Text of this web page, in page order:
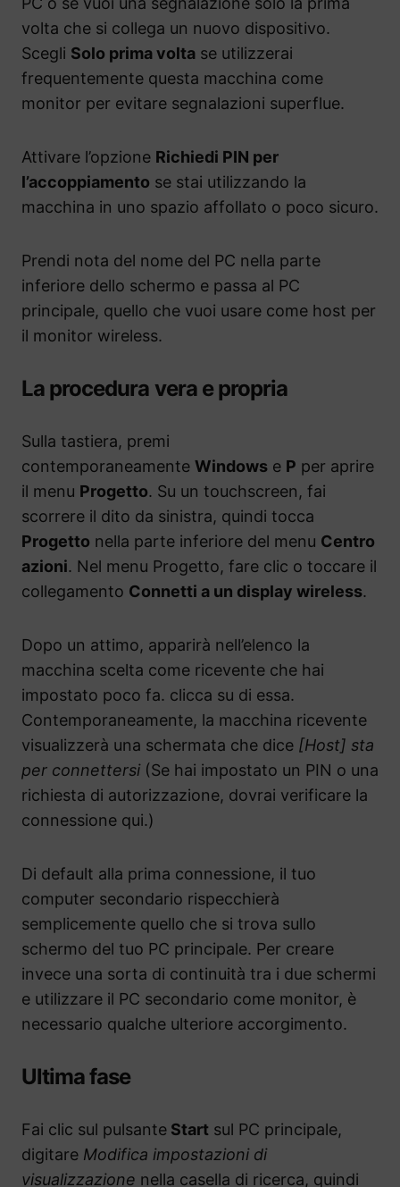
volta che si collega un nuovo dispositivo.
Scegli Solo prima volta se utilizzerai
frequentemente questa macchina come
monitor per evitare segnalazioni superflue.
Attivare l’opzione Richiedi PIN per
l’accoppiamento se stai utilizzando la
macchina in uno spazio affollato o poco sicuro.
Prendi nota del nome del PC nella parte
inferiore dello schermo e passa al PC
principale, quello che vuoi usare come host per
il monitor wireless.
La procedura vera e propria
Sulla tastiera, premi
contemporaneamente Windows e P per aprire
il menu Progetto. Su un touchscreen, fai
scorrere il dito da sinistra, quindi tocca
Progetto nella parte inferiore del menu Centro
azioni. Nel menu Progetto, fare clic o toccare il
collegamento Connetti a un display wireless.
Dopo un attimo, apparirà nell’elenco la
macchina scelta come ricevente che hai
impostato poco fa. clicca su di essa.
Contemporaneamente, la macchina ricevente
visualizzerà una schermata che dice [Host] sta
per connettersi(Se hai impostato un PIN o una
richiesta di autorizzazione, dovrai verificare la
connessione qui.)
Di default alla prima connessione, il tuo
computer secondario rispecchierà
semplicemente quello che si trova sullo
schermo del tuo PC principale. Per creare
invece una sorta di continuità tra i due schermi
e utilizzare il PC secondario come monitor, è
necessario qualche ulteriore accorgimento.
Ultima fase
Fai clic sul pulsante Start sul PC principale,
digitare Modifica impostazioni di
visualizzazione nella casella di ricerca, quindi